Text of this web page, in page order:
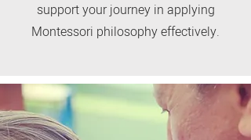
support your journey in applying
Montessori philosophy effectively.